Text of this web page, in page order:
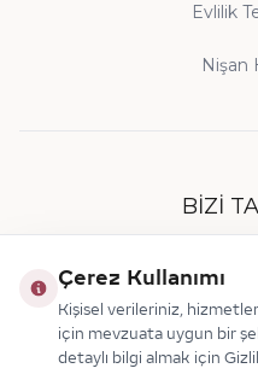
Evlilik
Nişan
BIZI
Çerez Kullanımı
Kişisel verileriniz,
için mevzuata uygun bir
detaylı bilgi almak için